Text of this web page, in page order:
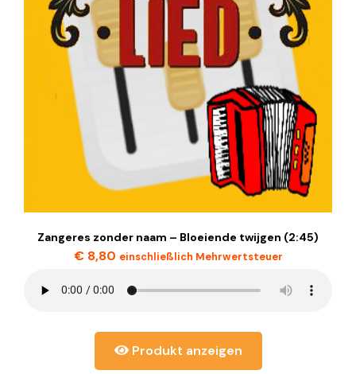
Zangeres zonder naam – Bloeiende twijgen (2:45)
€8,80 einschließlich Mehrwertsteuer
Produkt anzeigen